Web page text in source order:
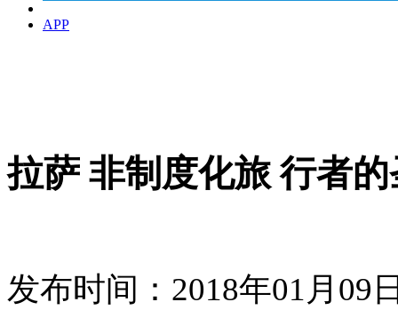
APP
拉萨 非制度化旅 行者
发布时间：2018年01月09